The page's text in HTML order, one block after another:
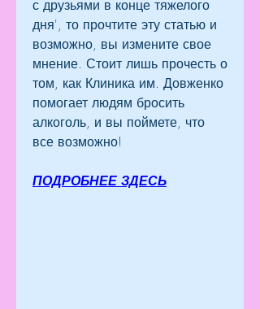
с друзьями в конце тяжелого
дня', то прочтите эту статью и
возможно, вы измените свое
мнение. Стоит лишь прочесть о
том, как Клиника им. Довженко
помогает людям бросить
алкоголь, и вы поймете, что
все возможно!
ПОДРОБНЕЕ ЗДЕСЬ